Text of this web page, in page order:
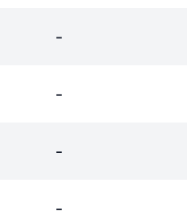
-
-
-
-